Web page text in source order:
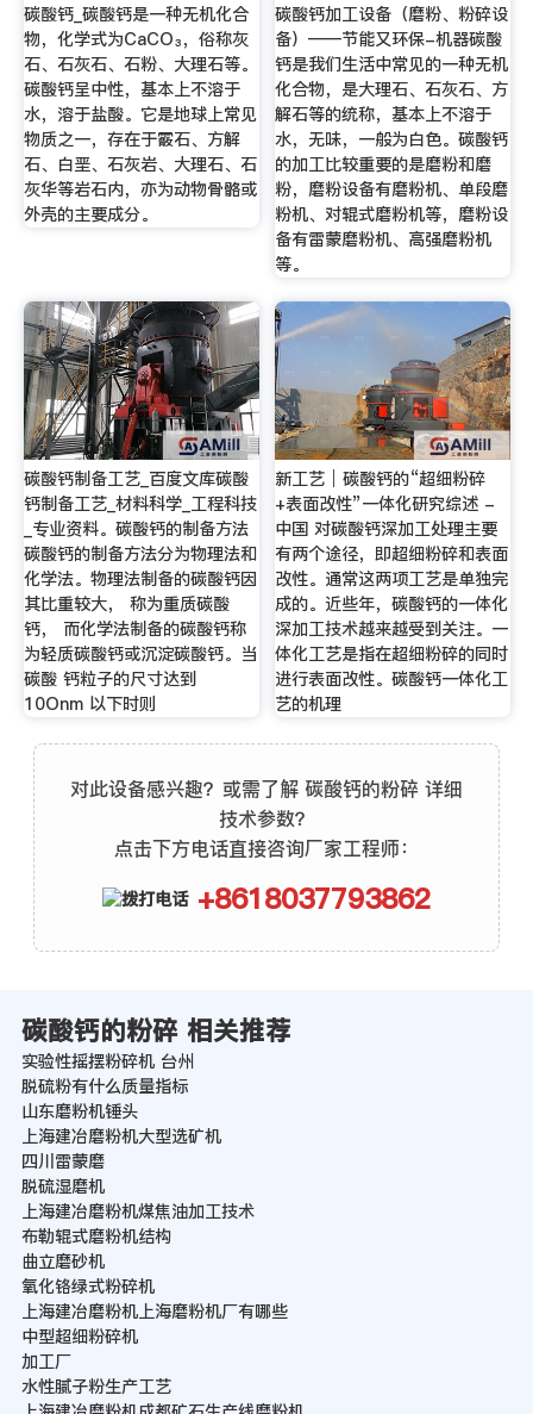
碳酸钙_碳酸钙是一种无机化合
物，化学式为CaCO₃，俗称灰
石、石灰石、石粉、大理石等。
碳酸钙呈中性，基本上不溶于
水，溶于盐酸。它是地球上常见
物质之一，存在于霰石、方解
石、白垩、石灰岩、大理石、石
灰华等岩石内，亦为动物骨骼或
外壳的主要成分。
碳酸钙加工设备（磨粉、粉碎设
备）——节能又环保-机器碳酸
钙是我们生活中常见的一种无机
化合物，是大理石、石灰石、方
解石等的统称，基本上不溶于
水，无味，一般为白色。碳酸钙
的加工比较重要的是磨粉和磨
粉，磨粉设备有磨粉机、单段磨
粉机、对辊式磨粉机等，磨粉设
备有雷蒙磨粉机、高强磨粉机
等。
碳酸钙制备工艺_百度文库碳酸
钙制备工艺_材料科学_工程科技
_专业资料。碳酸钙的制备方法
碳酸钙的制备方法分为物理法和
化学法。物理法制备的碳酸钙因
其比重较大， 称为重质碳酸
钙， 而化学法制备的碳酸钙称
为轻质碳酸钙或沉淀碳酸钙。当
碳酸 钙粒子的尺寸达到
10Onm 以下时则
新工艺│碳酸钙的“超细粉碎
+表面改性”一体化研究综述 -
中国 对碳酸钙深加工处理主要
有两个途径，即超细粉碎和表面
改性。通常这两项工艺是单独完
成的。近些年，碳酸钙的一体化
深加工技术越来越受到关注。一
体化工艺是指在超细粉碎的同时
进行表面改性。碳酸钙一体化工
艺的机理
对此设备感兴趣？或需了解 碳酸钙的粉碎 详细
技术参数？
点击下方电话直接咨询厂家工程师：
+8618037793862
碳酸钙的粉碎 相关推荐
实验性摇摆粉碎机 台州
脱硫粉有什么质量指标
山东磨粉机锤头
上海建冶磨粉机大型选矿机
四川雷蒙磨
脱硫湿磨机
上海建冶磨粉机煤焦油加工技术
布勒辊式磨粉机结构
曲立磨砂机
氧化铬绿式粉碎机
上海建冶磨粉机上海磨粉机厂有哪些
中型超细粉碎机
加工厂
水性腻子粉生产工艺